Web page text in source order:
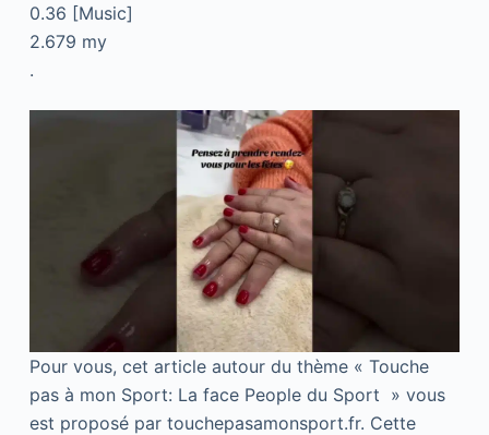
0.36 [Music]
2.679 my
.
Pour vous, cet article autour du thème « Touche
pas à mon Sport: La face People du Sport » vous
est proposé par touchepasamonsport.fr. Cette